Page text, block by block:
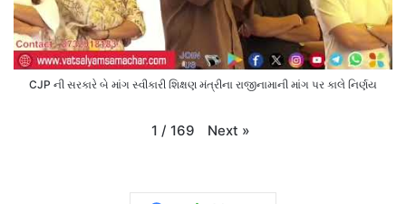
CJP ની સરકારે બે માંગ સ્વીકારી શિક્ષણ મંત્રીના રાજીનામાની માંગ પર કાલે નિર્ણય
1 / 169 Next »